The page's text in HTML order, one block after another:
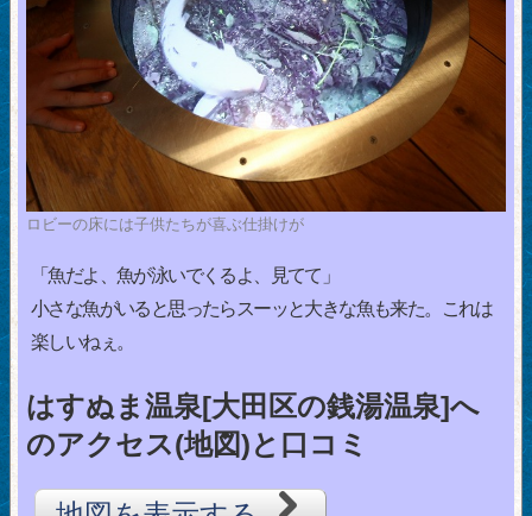
ロビーの床には子供たちが喜ぶ仕掛けが
「魚だよ、魚が泳いでくるよ、見てて」
小さな魚がいると思ったらスーッと大きな魚も来た。これは
楽しいねぇ。
はすぬま温泉[大田区の銭湯温泉]へ
のアクセス(地図)と口コミ